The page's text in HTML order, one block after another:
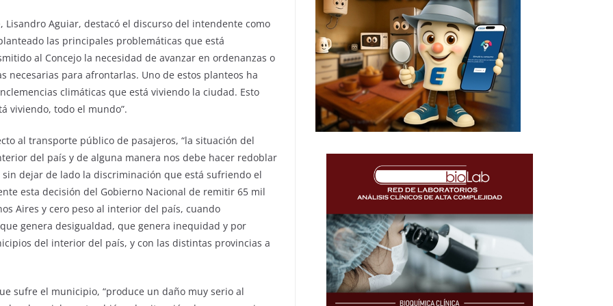
Aguiar, destacó el discurso del intendente como
las principales problemáticas que está
al Concejo la necesidad de avanzar en ordenanzas o
para afrontarlas. Uno de estos planteos ha
climáticas que está viviendo la ciudad. Esto
viviendo, todo el mundo”.
al transporte público de pasajeros, “la situación del
del país y de alguna manera nos debe hacer redoblar
dejar de lado la discriminación que está sufriendo el
esta decisión del Gobierno Nacional de remitir 65 mil
Aires y cero peso al interior del país, cuando
genera desigualdad, que genera inequidad y por
del interior del país, y con las distintas provincias a
sufre el municipio, “produce un daño muy serio al